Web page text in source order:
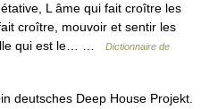
L âme qui fait croître les
croître, mouvoir et sentir les
qui est le… …
Dictionnaire de
deutsches Deep House Projekt.